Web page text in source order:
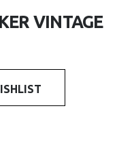
VINTAGE